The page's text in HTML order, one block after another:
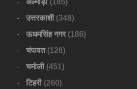
अल्मोड़ा(185)
उत्तरकाशी(348)
ऊधमसिंह नगर(186)
चंपावत(126)
चमोली(451)
टिहरी(260)